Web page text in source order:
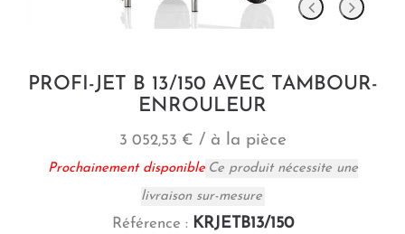
PROFI-JET B 13/150 AVEC TAMBOUR-
ENROULEUR
3 052,53 € / à la pièce
Prochainement disponible Ce produit nécessite une
livraison sur-mesure
Référence : KRJETB13/150